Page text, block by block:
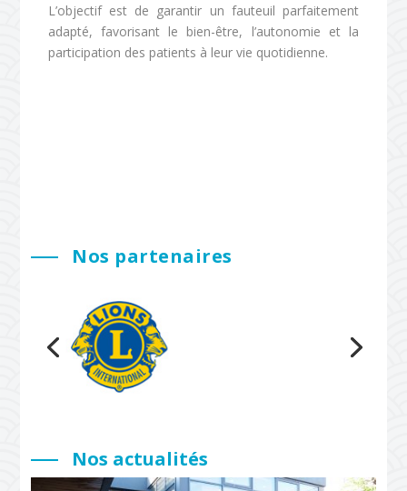
L’objectif est de garantir un fauteuil parfaitement
adapté, favorisant le bien-être, l’autonomie et la
participation des patients à leur vie quotidienne.
Nos partenaires
Nos actualités